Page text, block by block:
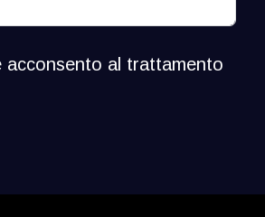
acconsento al trattamento